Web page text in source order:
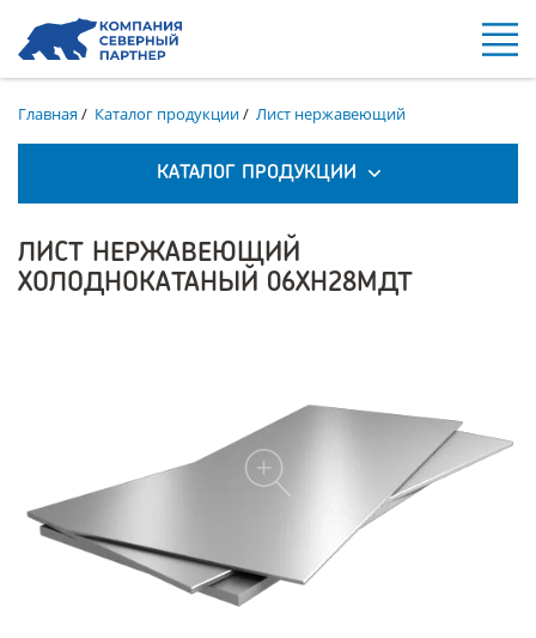
Главная/ Каталог продукции/ Лист нержавеющий
КАТАЛОГ ПРОДУКЦИИ
ЛИСТ НЕРЖАВЕЮЩИЙ
ХОЛОДНОКАТАНЫЙ 06ХН28МДТ